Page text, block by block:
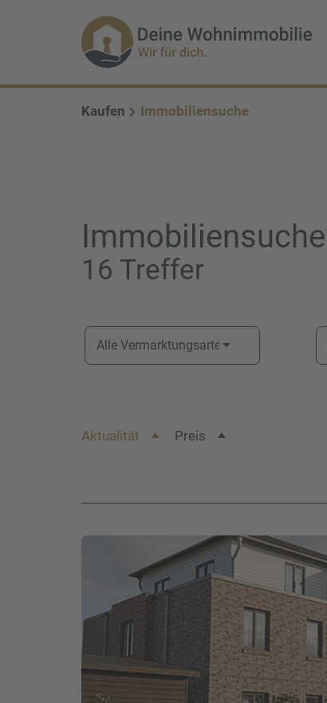
Kaufen Immobiliensuche
Immobiliensuche
16 Treffer
Alle Vermarktungsarten
Aktualität
Preis